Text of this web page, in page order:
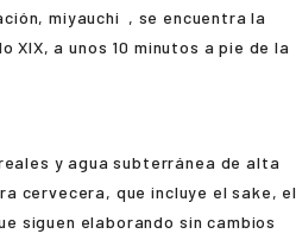
miyauchi , se encuentra la
XIX, a unos 10 minutos a pie de la
y agua subterránea de alta
cervecera, que incluye el sake, el
siguen elaborando sin cambios